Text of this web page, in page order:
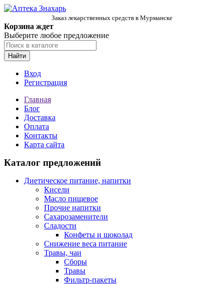
Заказ лекарственных средств в Мурманске
Корзина ждет
Выберите любое предложение
Найти
Вход
Регистрация
Главная
Блог
Доставка
Оплата
Контакты
Карта сайта
Каталог предложений
Диетическое питание, напитки
Кисели
Масло пищевое
Прочие напитки
Сахарозаменители
Сладости
Конфеты и шоколад
Снижение веса питание
Травы, чаи
Сборы
Травы
Фильтр-пакеты